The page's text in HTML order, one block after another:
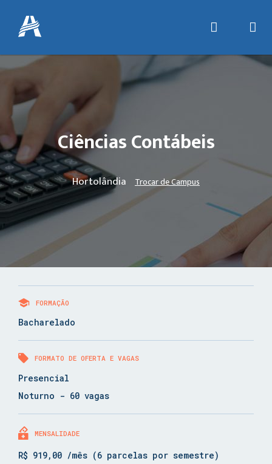
Ciências Contábeis
Hortolândia Trocar de Campus
FORMAÇÃO
Bacharelado
FORMATO DE OFERTA E VAGAS
Presencial
Noturno - 60 vagas
MENSALIDADE
R$ 919,00 /mês (6 parcelas por semestre)